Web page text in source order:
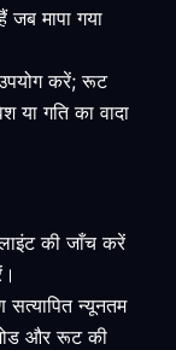
मापा गया
करें; रूट
या गति का वादा
की जाँच करें
न्यूनतम
और रूट की